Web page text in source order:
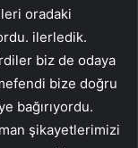
oradaki
ilerledik.
biz de odaya
bize doğru
bağırıyordu.
şikayetlerimizi